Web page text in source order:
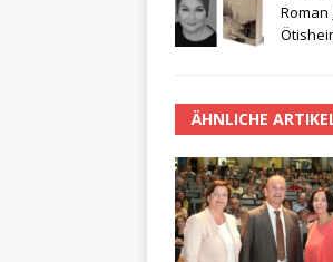
Roman
ÄHNLICHE